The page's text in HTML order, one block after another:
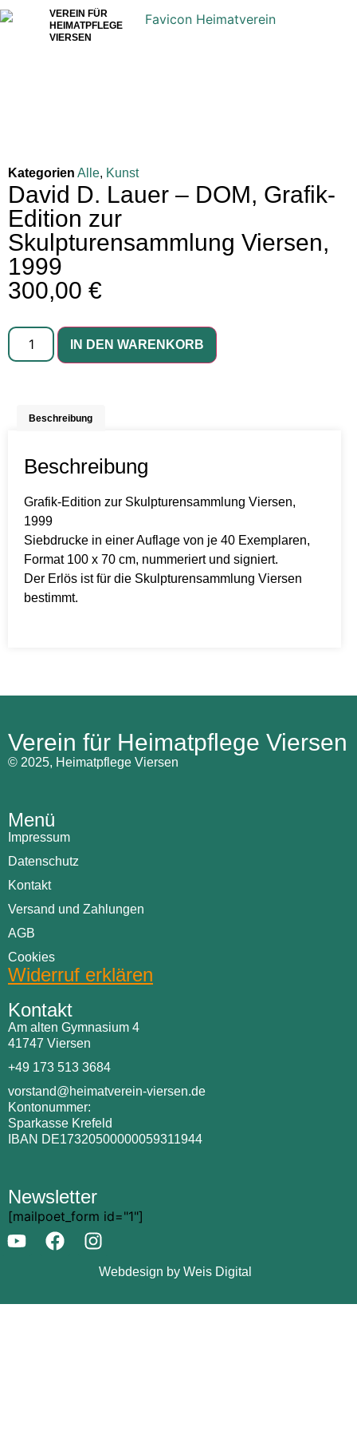
VEREIN FÜR
HEIMATPFLEGE
VIERSEN
Kategorien Alle, Kunst
David D. Lauer – DOM, Grafik-
Edition zur
Skulpturensammlung Viersen,
1999
300,00 €
IN DEN WARENKORB
Beschreibung
Beschreibung
Grafik-Edition zur Skulpturensammlung Viersen,
1999
Siebdrucke in einer Auflage von je 40 Exemplaren,
Format 100 x 70 cm, nummeriert und signiert.
Der Erlös ist für die Skulpturensammlung Viersen
bestimmt.
Verein für Heimatpflege Viersen
© 2025, Heimatpflege Viersen
Menü
Impressum
Datenschutz
Kontakt
Versand und Zahlungen
AGB
Cookies
Widerruf erklären
Kontakt
Am alten Gymnasium 4
41747 Viersen
+49 173 513 3684
vorstand@heimatverein-viersen.de
Kontonummer:
Sparkasse Krefeld
IBAN DE17320500000059311944
Newsletter
[mailpoet_form id="1"]
Webdesign by Weis Digital